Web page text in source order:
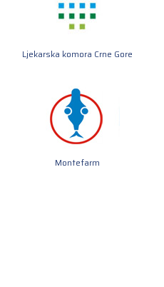
Ljekarska komora Crne Gore
Montefarm